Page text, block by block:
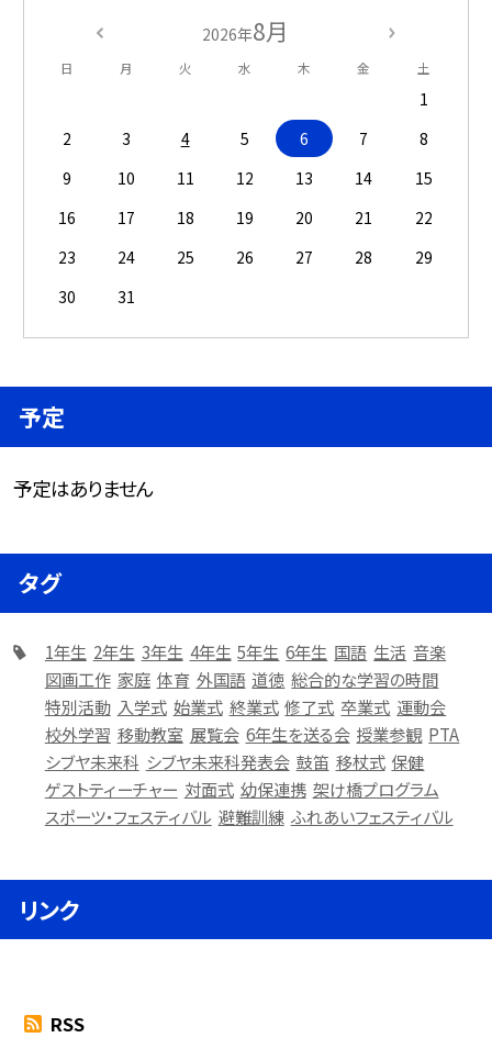
2026年8月
日 月 火 水 木 金 土
1
2
3 4 5 6 7
8
9
10 11 12 13 14
15
16
17 18 19 20 21
22
23
24 25 26 27 28
29
30
31
予定
予定はありません
タグ
1年生 2年生 3年生 4年生 5年生 6年生 国語 生活 音楽
図画工作 家庭 体育 外国語 道徳 総合的な学習の時間
特別活動 入学式 始業式 終業式 修了式 卒業式 運動会
校外学習 移動教室 展覧会 6年生を送る会 授業参観 PTA
シブヤ未来科 シブヤ未来科発表会 鼓笛 移杖式 保健
ゲストティーチャー 対面式 幼保連携 架け橋プログラム
スポーツ・フェスティバル 避難訓練 ふれあいフェスティバル
リンク
RSS